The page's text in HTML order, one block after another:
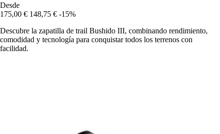
Desde
175,00 € 148,75 € -15%
Descubre la zapatilla de trail Bushido III, combinando rendimiento,
comodidad y tecnología para conquistar todos los terrenos con
facilidad.